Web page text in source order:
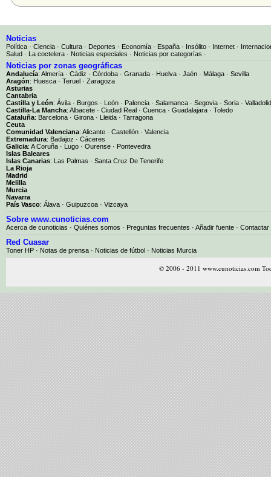
Noticias
Política · Ciencia · Cultura · Deportes · Economía · España · Insólito · Internet ·
Salud · La coctelera · Noticias especiales · Noticias por categorías ·
Noticias por zonas geográficas
Andalucía: Almería · Cádiz · Córdoba · Granada · Huelva · Jaén · Málaga · Sevilla
Aragón: Huesca · Teruel · Zaragoza
Asturias
Cantabria
Castilla y León: Ávila · Burgos · León · Palencia · Salamanca · Segovia · Soria · Valladolid
Castilla-La Mancha: Albacete · Ciudad Real · Cuenca · Guadalajara · Toledo
Cataluña: Barcelona · Girona · Lleida · Tarragona
Ceuta
Comunidad Valenciana: Alicante · Castellón · Valencia
Extremadura: Badajoz · Cáceres
Galicia: A Coruña · Lugo · Ourense · Pontevedra
Islas Baleares
Islas Canarias: Las Palmas · Santa Cruz De Tenerife
La Rioja
Madrid
Melilla
Murcia
Navarra
País Vasco: Álava · Guipuzcoa · Vizcaya
Sobre www.cunoticias.com
Acerca de cunoticias · Quiénes somos · Preguntas frecuentes · Añadir fuente · Contactar
Red Cuasar
Toner HP · Notas de prensa · Noticias de fútbol · Noticias Murcia
© 2006 - 2011 www.cunoticias.com